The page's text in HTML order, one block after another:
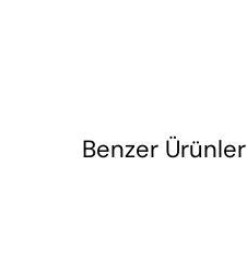
Benzer Ürünler